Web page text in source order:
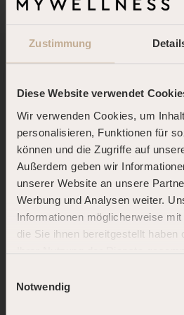
Zustimmung
Diese Website verwendet
Wir verwenden Cookies, um
personalisieren, Funktionen für
können und die Zugriffe auf
Außerdem geben wir
unserer Website an unsere
Werbung und Analysen weiter.
Informationen möglicherweise
die Sie ihnen bereitgestellt haben
Notwendig
1. BELEIDIGUNGEN
negativen Äußerungen bezüglich
oder Personengruppen, der
der sexuellen Orientierung, der
(jegliche Art von Rassismus),
Erscheinungsbildes, der
Verfassung mit ein. Wir behalten
Art zu löschen und u.U. den
sperren. Schließlich befindet
Username ein Mensch.
Institutionen, Personen oder
unverzüglich löschen. Wir